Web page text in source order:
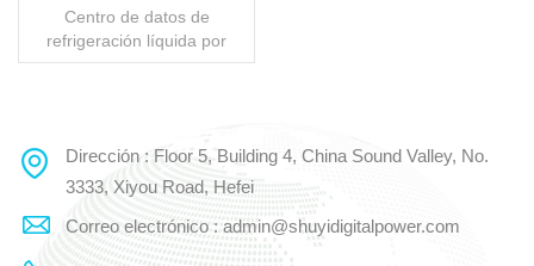
Soeteck con módulo
Edge Compact
Centro de datos de
refrigeración líquida por
inmersión Soeteck El
ultraalta densidad en
contenedores, lista para
usar, diseñada para
escenarios informáticos
críticos, como clústeres de
LEE MAS
Dirección : Floor 5, Building 4, China Sound Valley, No.
3333, Xiyou Road, Hefei
Correo electrónico : admin@shuyidigitalpower.com